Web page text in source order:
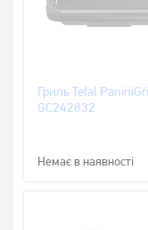
Гриль Tefal
GC242832
Немає в наявності